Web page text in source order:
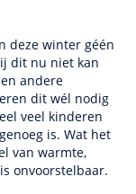
deze winter géén
dit nu niet kan
andere
dit wél nodig
veel kinderen
is. Wat het
van warmte,
onvoorstelbaar.